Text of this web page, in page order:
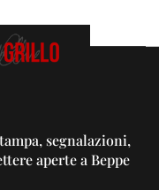
segnalazioni,
aperte a Beppe